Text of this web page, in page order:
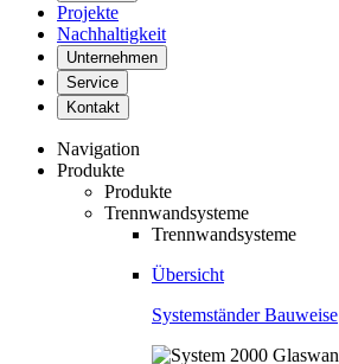
Projekte
Nachhaltigkeit
Unternehmen
Service
Kontakt
Navigation
Produkte
Produkte
Trennwandsysteme
Trennwandsysteme
Übersicht
Systemständer Bauweise